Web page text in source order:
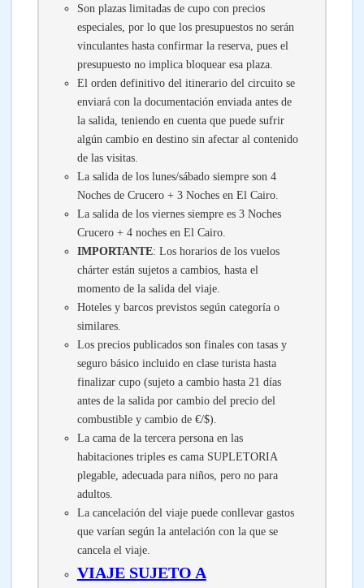
Son plazas limitadas de cupo con precios
especiales, por lo que los presupuestos no serán
vinculantes hasta confirmar la reserva, pues el
presupuesto no implica bloquear esa plaza.
El orden definitivo del itinerario del circuito se
enviará con la documentación enviada antes de
la salida, teniendo en cuenta que puede sufrir
algún cambio en destino sin afectar al contenido
de las visitas.
La salida de los lunes/sábado siempre son 4
Noches de Crucero + 3 Noches en El Cairo.
La salida de los viernes siempre es 3 Noches
Crucero + 4 noches en El Cairo.
IMPORTANTE: Los horarios de los vuelos
chárter están sujetos a cambios, hasta el
momento de la salida del viaje.
Hoteles y barcos previstos según categoría o
similares.
Los precios publicados son finales con tasas y
seguro básico incluido en clase turista hasta
finalizar cupo (sujeto a cambio hasta 21 días
antes de la salida por cambio del precio del
combustible y cambio de €/$).
La cama de la tercera persona en las
habitaciones triples es cama SUPLETORIA
plegable, adecuada para niños, pero no para
adultos.
La cancelación del viaje puede conllevar gastos
que varían según la antelación con la que se
cancela el viaje.
VIAJE SUJETO A